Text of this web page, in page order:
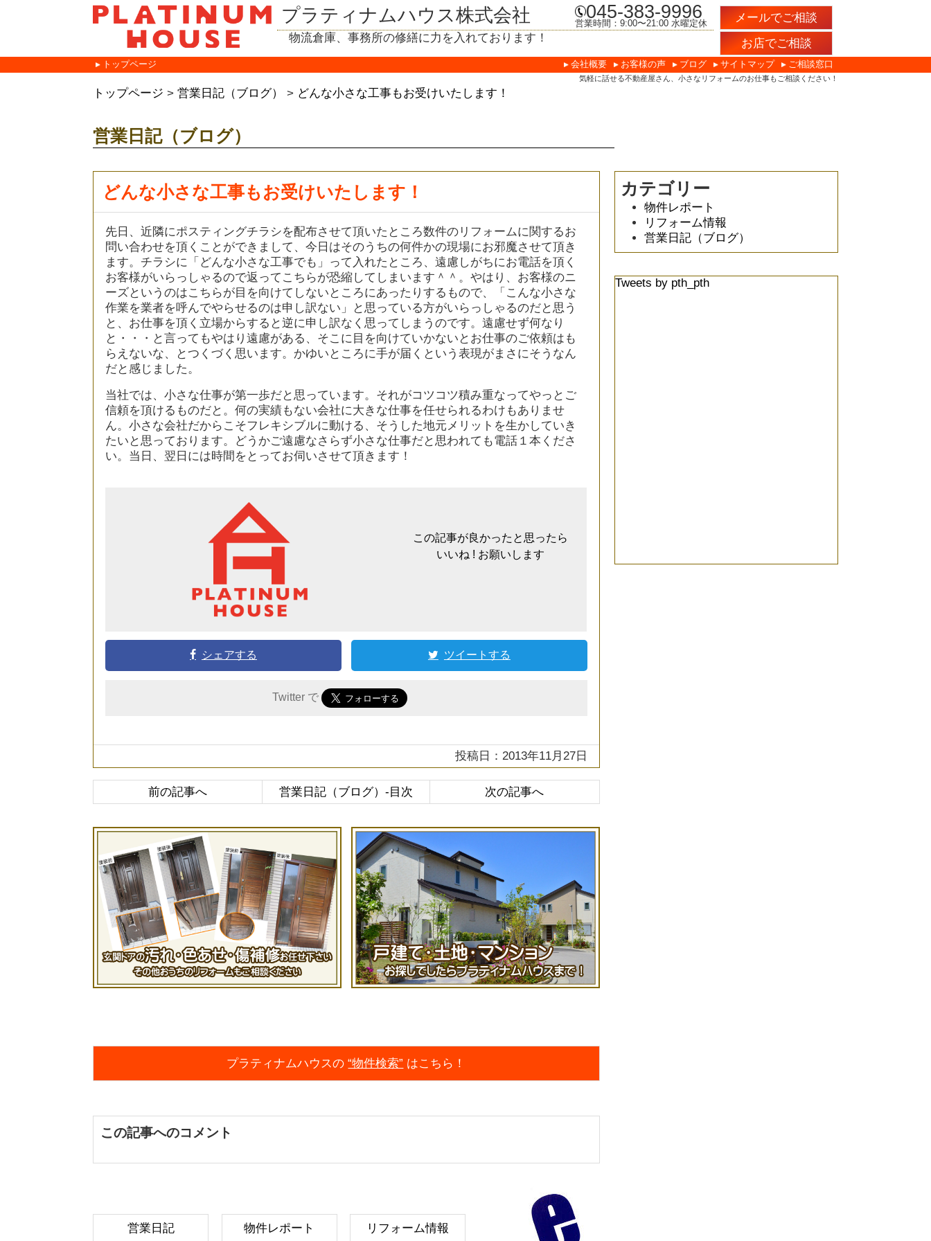
プラティナムハウス株式会社 045-383-9996
営業時間：9:00〜21:00 水曜定休
物流倉庫、事務所の修繕に力を入れております！
メールでご相談
お店でご相談
トップページ 会社概要 お客様の声 ブログ サイトマップ ご相談窓口
気軽に話せる不動産屋さん、小さなリフォームのお仕事もご相談ください！
トップページ >営業日記（ブログ） > どんな小さな工事もお受けいたします！
営業日記（ブログ）
どんな小さな工事もお受けいたします！
先日、近隣にポスティングチラシを配布させて頂いたところ数件のリフォームに関するお
問い合わせを頂くことができまして、今日はそのうちの何件かの現場にお邪魔させて頂き
ます。チラシに「どんな小さな工事でも」って入れたところ、遠慮しがちにお電話を頂く
お客様がいらっしゃるので返ってこちらが恐縮してしまいます＾＾。やはり、お客様のニ
ーズというのはこちらが目を向けてしないところにあったりするもので、「こんな小さな
作業を業者を呼んでやらせるのは申し訳ない」と思っている方がいらっしゃるのだと思う
と、お仕事を頂く立場からすると逆に申し訳なく思ってしまうのです。遠慮せず何なり
と・・・と言ってもやはり遠慮がある、そこに目を向けていかないとお仕事のご依頼はも
らえないな、とつくづく思います。かゆいところに手が届くという表現がまさにそうなん
だと感じました。
当社では、小さな仕事が第一歩だと思っています。それがコツコツ積み重なってやっとご
信頼を頂けるものだと。何の実績もない会社に大きな仕事を任せられるわけもありませ
ん。小さな会社だからこそフレキシブルに動ける、そうした地元メリットを生かしていき
たいと思っております。どうかご遠慮なさらず小さな仕事だと思われても電話１本くださ
い。当日、翌日には時間をとってお伺いさせて頂きます！
この記事が良かったと思ったら
いいね ! お願いします
シェアする ツイートする
Twitter で
投稿日：2013年11月27日
前の記事へ 営業日記（ブログ）-目次 次の記事へ
プラティナムハウスの “物件検索” はこちら！
この記事へのコメント
カテゴリー
物件レポート
リフォーム情報
営業日記（ブログ）
Tweets by pth_pth
営業日記 物件レポート リフォーム情報